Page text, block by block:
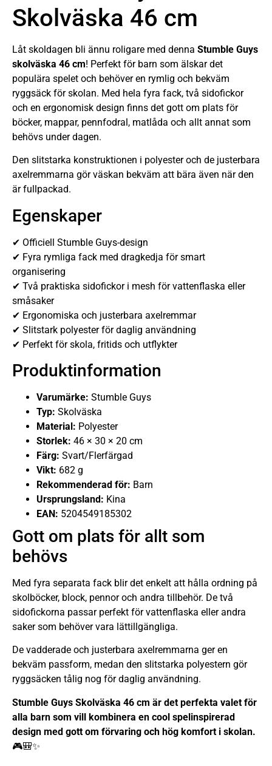
Skolväska 46 cm
Låt skoldagen bli ännu roligare med denna Stumble Guys
skolväska 46 cm! Perfekt för barn som älskar det
populära spelet och behöver en rymlig och bekväm
ryggsäck för skolan. Med hela fyra fack, två sidofickor
och en ergonomisk design finns det gott om plats för
böcker, mappar, pennfodral, matlåda och allt annat som
behövs under dagen.
Den slitstarka konstruktionen i polyester och de justerbara
axelremmarna gör väskan bekväm att bära även när den
är fullpackad.
Egenskaper
✔ Officiell Stumble Guys-design
✔ Fyra rymliga fack med dragkedja för smart
organisering
✔ Två praktiska sidofickor i mesh för vattenflaska eller
småsaker
✔ Ergonomiska och justerbara axelremmar
✔ Slitstark polyester för daglig användning
✔ Perfekt för skola, fritids och utflykter
Produktinformation
Varumärke: Stumble Guys
Typ: Skolväska
Material: Polyester
Storlek: 46 × 30 × 20 cm
Färg: Svart/Flerfärgad
Vikt: 682 g
Rekommenderad för: Barn
Ursprungsland: Kina
EAN: 5204549185302
Gott om plats för allt som
behövs
Med fyra separata fack blir det enkelt att hålla ordning på
skolböcker, block, pennor och andra tillbehör. De två
sidofickorna passar perfekt för vattenflaska eller andra
saker som behöver vara lättillgängliga.
De vadderade och justerbara axelremmarna ger en
bekväm passform, medan den slitstarka polyestern gör
ryggsäcken tålig nog för daglig användning.
Stumble Guys Skolväska 46 cm är det perfekta valet för
alla barn som vill kombinera en cool spelinspirerad
design med gott om förvaring och hög komfort i skolan.
🎮🎒✨